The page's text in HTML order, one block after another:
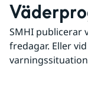
SMHI publicerar
fredagar. Eller